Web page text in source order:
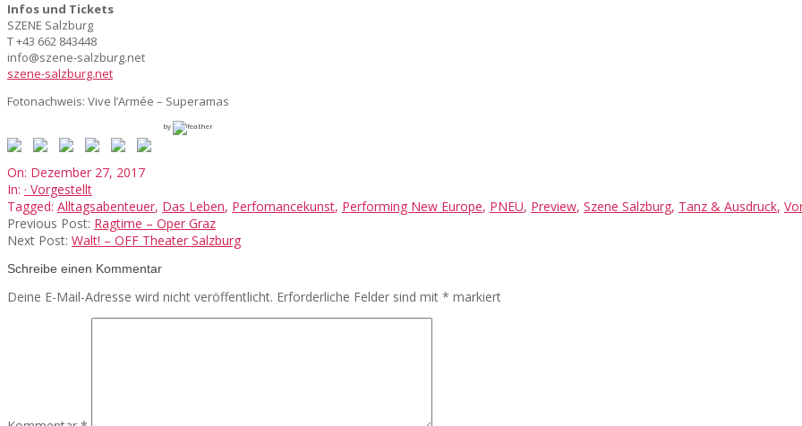
Infos und Tickets
SZENE Salzburg
T +43 662 843448
info@szene-salzburg.net
szene-salzburg.net
Fotonachweis: Vive l’Armée – Superamas
by
2017-
12-
27
On: Dezember 27, 2017
In: · Vorgestellt
Tagged: Alltagsabenteuer, Das Leben, Perfomancekunst, Performing New Europe, PNEU, Preview, Szene Salzburg, Tanz & Ausdruck,
Previous Post: Ragtime – Oper Graz
Next Post: Walt! – OFF Theater Salzburg
Schreibe einen Kommentar
Deine E-Mail-Adresse wird nicht veröffentlicht. Erforderliche Felder sind mit * markiert